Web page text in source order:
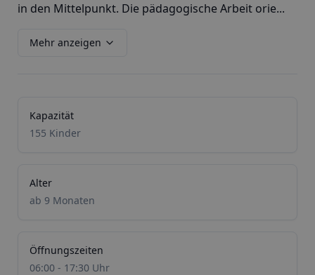
in den Mittelpunkt. Die pädagogische Arbeit orie...
Mehr anzeigen
Kapazität
155 Kinder
Alter
ab 9 Monaten
Öffnungszeiten
06:00 - 17:30 Uhr